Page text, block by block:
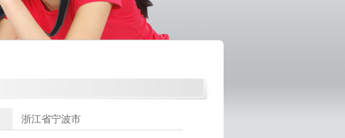
浙江省宁波市